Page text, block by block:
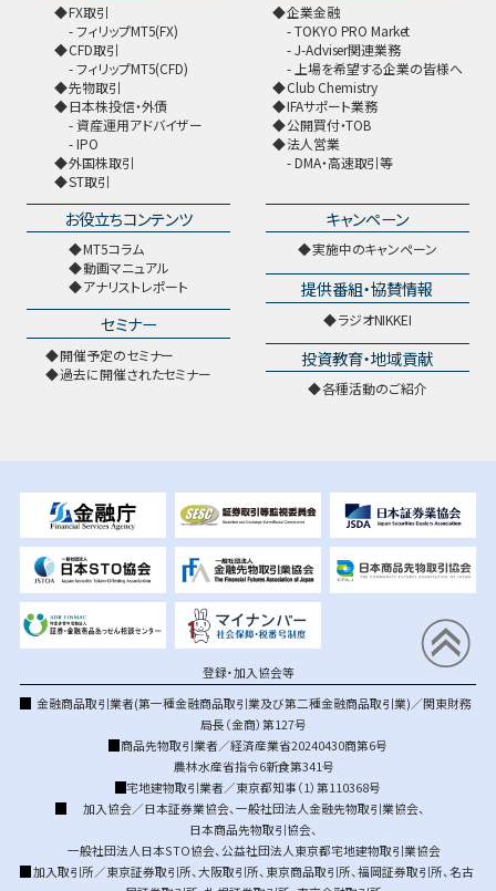
FX取引
フィリップMT5(FX)
CFD取引
フィリップMT5(CFD)
先物取引
日本株投信・外債
資産運用アドバイザー
IPO
外国株取引
ST取引
企業金融
TOKYO PRO Market
J-Adviser関連業務
上場を希望する企業の皆様へ
Club Chemistry
IFAサポート業務
公開買付・TOB
法人営業
DMA・高速取引等
お役立ちコンテンツ
MT5コラム
動画マニュアル
アナリストレポート
セミナー
開催予定のセミナー
過去に開催されたセミナー
キャンペーン
実施中のキャンペーン
提供番組・協賛情報
ラジオNIKKEI
投資教育・地域貢献
各種活動のご紹介
登録・加入協会等
金融商品取引業者(第一種金融商品取引業及び第二種金融商品取引業)／関東財務
局長（金商）第127号
商品先物取引業者／経済産業省20240430商第6号
農林水産省指令6新食第341号
宅地建物取引業者／東京都知事（1）第110368号
加入協会／日本証券業協会、 一般社団法人金融先物取引業協会、
日本商品先物取引協会、
一般社団法人日本STO協会、 公益社団法人東京都宅地建物取引業協会
加入取引所／東京証券取引所、大阪取引所、 東京商品取引所、福岡証券取引所、名古